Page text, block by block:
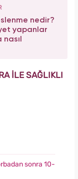
nedir?
yapanlar
İLE SAĞLIKLI
sonra 10-